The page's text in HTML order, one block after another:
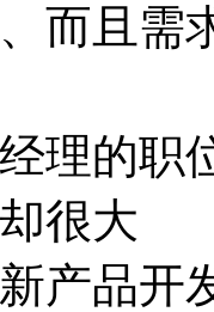
而且需
理的职
很大
产品开